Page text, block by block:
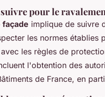
pour le
implique de suivre
les normes établies
les règles de
l'obtention des
de France, en